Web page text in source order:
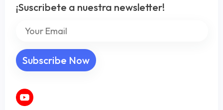
¡Suscribete a nuestra newsletter!